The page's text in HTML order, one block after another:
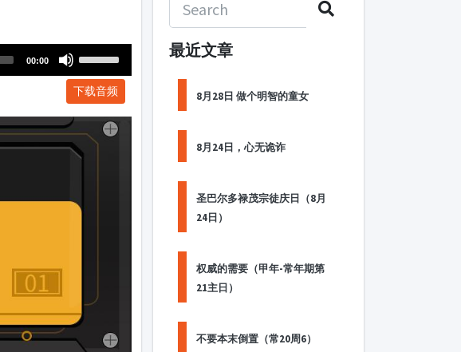
00:00
Arrow
increase
volume.
下载音频
最近文章
8月28日 做个明智的童女
8月24日，心无诡诈
圣巴尔多禄茂宗徒庆日（8月
24日）
权威的需要（甲年-常年期第
21主日）
不要本末倒置（常20周6）